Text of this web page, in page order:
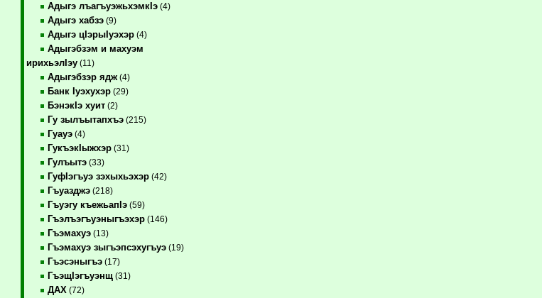
Адыгэ лъагъуэжьхэмкIэ(4)
Адыгэ хабзэ(9)
Адыгэ цIэрыIуэхэр(4)
Адыгэбзэм и махуэм
ирихьэлIэу(11)
Адыгэбзэр ядж(4)
Банк Iуэхухэр(29)
БэнэкIэ хуит(2)
Гу зылъытапхъэ(215)
Гуауэ(4)
ГукъэкIыжхэр(31)
Гулъытэ(33)
ГуфIэгъуэ зэхыхьэхэр(42)
Гъуазджэ(218)
Гъуэгу къежьапIэ(59)
Гъэлъэгъуэныгъэхэр(146)
Гъэмахуэ(13)
Гъэмахуэ зыгъэпсэхугъуэ(19)
Гъэсэныгъэ(17)
ГъэщIэгъуэнщ(31)
ДАХ (72)